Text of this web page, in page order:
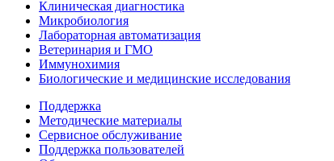
Клиническая диагностика
Микробиология
Лабораторная автоматизация
Ветеринария и ГМО
Иммунохимия
Биологические и медицинские исследования
Поддержка
Методические материалы
Сервисное обслуживание
Поддержка пользователей